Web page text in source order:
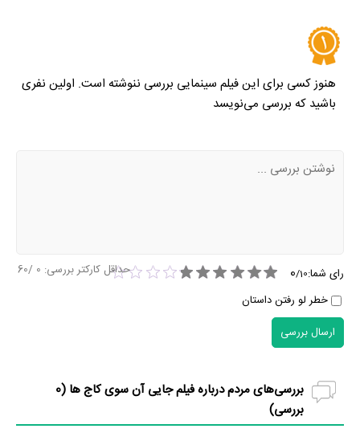
هنوز کسی برای این فیلم سینمایی بررسی ننوشته است. اولین نفری
باشید که بررسی می‌نویسد
رای شما: 0/10
خطر لو رفتن داستان
حداقل کارکتر بررسی: 0
/60
ارسال بررسی
بررسی‌های مردم درباره فیلم جایی آن سوی کاج ها (0
بررسی)